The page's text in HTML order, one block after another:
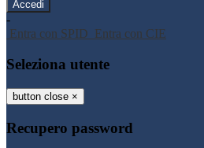
-
Entra con SPID Entra con CIE
Seleziona utente
button close ×
Recupero password